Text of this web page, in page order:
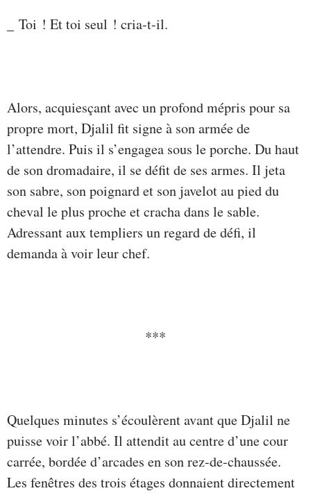
_ Toi ! Et toi seul ! cria-t-il.
Alors, acquiesçant avec un profond mépris pour sa
propre mort, Djalil fit signe à son armée de
l’attendre. Puis il s’engagea sous le porche. Du haut
de son dromadaire, il se défit de ses armes. Il jeta
son sabre, son poignard et son javelot au pied du
cheval le plus proche et cracha dans le sable.
Adressant aux templiers un regard de défi, il
demanda à voir leur chef.
***
Quelques minutes s’écoulèrent avant que Djalil ne
puisse voir l’abbé. Il attendit au centre d’une cour
carrée, bordée d’arcades en son rez-de-chaussée.
Les fenêtres des trois étages donnaient directement